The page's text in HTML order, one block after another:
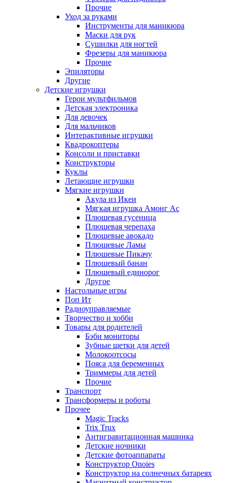
Прочие
Уход за руками
Инструменты для маникюра
Маски для рук
Сушилки для ногтей
Фрезеры для маникюра
Прочие
Эпиляторы
Другие
Детские игрушки
Герои мультфильмов
Детская электроника
Для девочек
Для мальчиков
Интерактивные игрушки
Квадрокоптеры
Консоли и приставки
Конструкторы
Куклы
Летающие игрушки
Мягкие игрушки
Акула из Икеи
Мягкая игрушка Амонг Ас
Плюшевая гусеница
Плюшевая черепаха
Плюшевые авокадо
Плюшевые Ламы
Плюшевые Пикачу
Плюшевый банан
Плюшевый единорог
Другое
Настольные игры
Поп Ит
Радиоуправляемые
Творчество и хобби
Товары для родителей
Бэби мониторы
Зубные щетки для детей
Молокоотсосы
Пояса для беременных
Триммеры для детей
Прочие
Транспорт
Трансформеры и роботы
Прочее
Magic Tracks
Trix Trux
Антигравитационная машинка
Детские ночники
Детские фотоаппараты
Конструктор Onoies
Конструктор на солнечных батареях